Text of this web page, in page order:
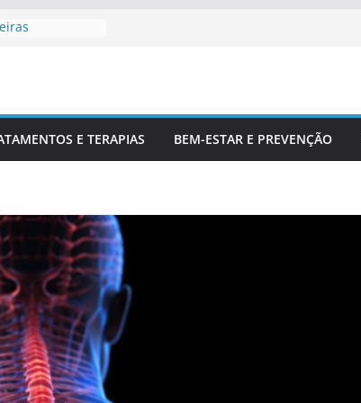
Da
E TERAPIAS BEM-ESTAR E PREVENÇÃO